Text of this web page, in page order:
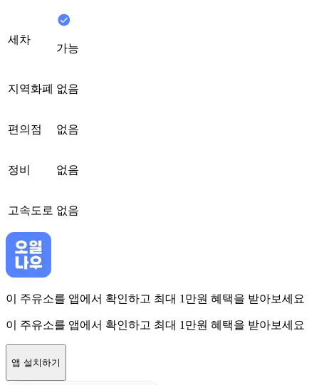
세차
가능
지역화폐 없음
편의점 없음
정비 없음
고속도로 없음
이 주유소를 앱에서 확인하고 최대 1만원 혜택을 받아보세요
이 주유소를 앱에서 확인하고 최대 1만원 혜택을 받아보세요
앱 설치하기